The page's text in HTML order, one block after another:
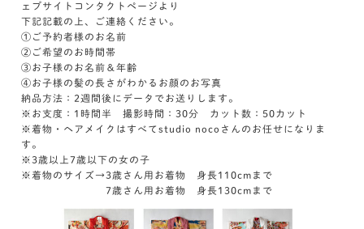
ェブサイトコンタクトページより
下記記載の上、ご連絡ください。
①ご予約者様のお名前
②ご希望のお時間帯
③お子様のお名前＆年齢
④お子様の髪の長さがわかるお顔のお写真
納品方法：2週間後にデータでお送りします。
※お支度：1時間半 撮影時間：30分 カット数：50カット
※着物・ヘアメイクはすべてstudio nocoさんのお任せになりま
す。
※3歳以上7歳以下の女の子
※着物のサイズ→3歳さん用お着物 身長110cmまで
7歳さん用お着物 身長130cmまで